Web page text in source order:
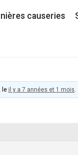
causeries
le il y a 7 années et 1 mois.